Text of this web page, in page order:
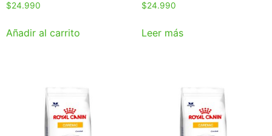
$24.990
Añadir al carrito
$24.990
Leer más